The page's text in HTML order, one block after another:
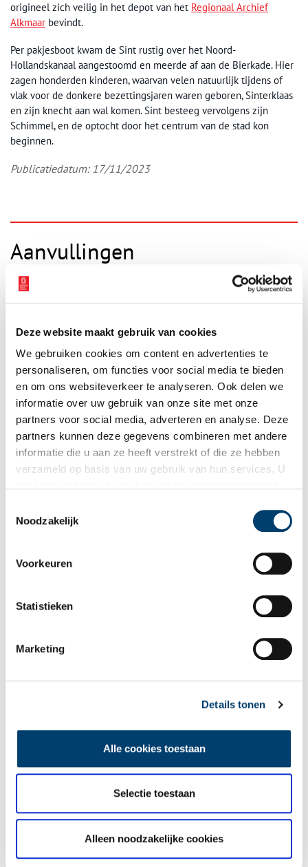
Deze website maakt gebruik van cookies
We gebruiken cookies om content en advertenties te
personaliseren, om functies voor social media te bieden
en om ons websiteverkeer te analyseren. Ook delen we
informatie over uw gebruik van onze site met onze
partners voor social media, adverteren en analyse. Deze
partners kunnen deze gegevens combineren met andere
informatie die u aan ze heeft verstrekt of die ze hebben
verzameld op basis van uw gebruik van hun services. U
Noodzakelijk
Voorkeuren
Statistieken
Marketing
Details tonen
Alle cookies toestaan
Selectie toestaan
Alleen noodzakelijke cookies
origineel zich veilig in het depot van het Regionaal Archief
Alkmaar bevindt.
Per pakjesboot kwam de Sint rustig over het Noord-
Hollandskanaal aangestoomd en meerde af aan de Bierkade. Hier
zagen honderden kinderen, waarvan velen natuurlijk tijdens of
vlak voor de donkere bezettingsjaren waren geboren, Sinterklaas
en zijn knecht aan wal komen. Sint besteeg vervolgens zijn
Schimmel, en de optocht door het centrum van de stad kon
beginnen.
Publicatiedatum: 17/11/2023
Aanvullingen
Vul deze informatie aan of geef een reactie.
Vereiste velden zijn gemarkeerd met *. Het e-mailadres wordt niet
gepubliceerd.
Naam
E-mail*